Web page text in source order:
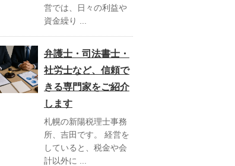
営では、日々の利益や
資金繰り ...
弁護士・司法書士・
社労士など、信頼で
きる専門家をご紹介
します
札幌の新陽税理士事務
所、吉田です。 経営を
していると、税金や会
計以外に ...